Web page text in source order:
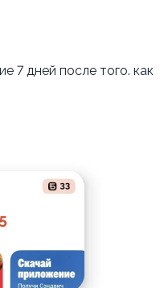
7 дней после того. как